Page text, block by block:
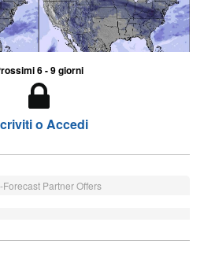
6 - 9 giorni
o Accedi
Partner Offers